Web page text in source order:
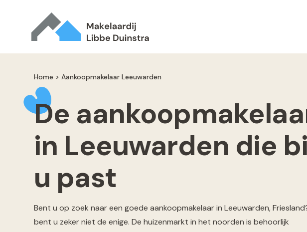
Home > Aankoopmakelaar Leeuwarden
De
in Leeuwarden die
u past
Bent u op zoek naar een goede aankoopmakelaar in Leeuwarden,
bent u zeker niet de enige. De huizenmarkt in het noorden is behoorlijk